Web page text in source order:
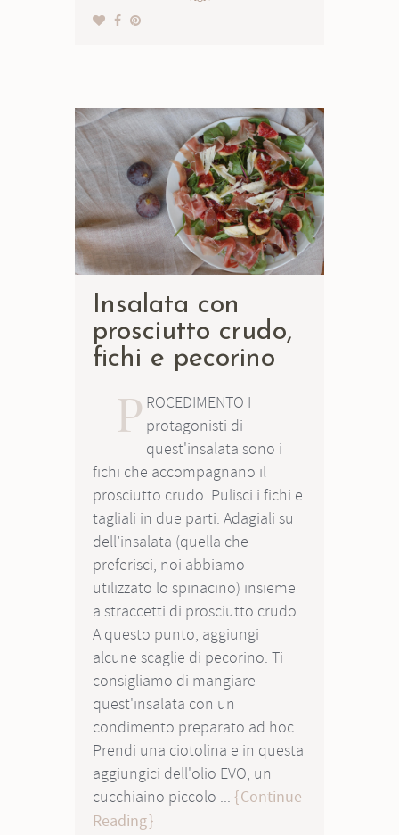
Insalata con
prosciutto crudo,
fichi e pecorino
P ROCEDIMENTO I
protagonisti di
quest'insalata sono i
fichi che accompagnano il
prosciutto crudo. Pulisci i fichi e
tagliali in due parti. Adagiali su
dell’insalata (quella che
preferisci, noi abbiamo
utilizzato lo spinacino) insieme
a straccetti di prosciutto crudo.
A questo punto, aggiungi
alcune scaglie di pecorino. Ti
consigliamo di mangiare
quest'insalata con un
condimento preparato ad hoc.
Prendi una ciotolina e in questa
aggiungici dell'olio EVO, un
cucchiaino piccolo ... Continue
Reading